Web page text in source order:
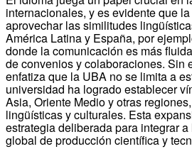
internacionales, y es evidente que
aprovechar las similitudes
América Latina y España, por
donde la comunicación es más
de convenios y colaboraciones. Sin
enfatiza que la UBA no se limita a
universidad ha logrado establecer
Asia, Oriente Medio y otras
lingüísticas y culturales. Esta
estrategia deliberada para integrar
global de producción científica y